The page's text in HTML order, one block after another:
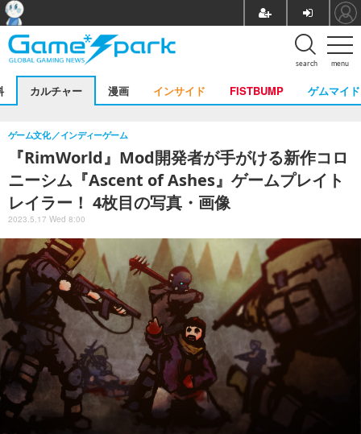
menu
search
カルチャー 漫画 インサイド FISTBUMP ゲムマイド
『RimWorld』Mod開発者が手がける新作コロ
ニーシム『Ascent of Ashes』ゲームプレイト
レイラー！ 4枚目の写真・画像
ゲーム文化 インディーゲーム
2023.5.17 Wed 8:00